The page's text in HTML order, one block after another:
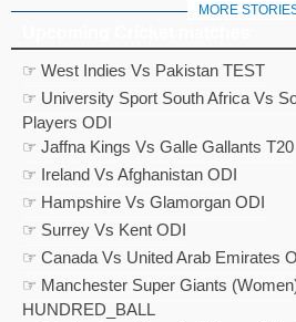
MORE
☞ West Indies Vs Pakistan TEST
☞ University Sport South Africa Vs
Players ODI
☞ Jaffna Kings Vs Galle Gallants T20
☞ Ireland Vs Afghanistan ODI
☞ Hampshire Vs Glamorgan ODI
☞ Surrey Vs Kent ODI
☞ Canada Vs United Arab Emirates
☞ Manchester Super Giants
HUNDRED_BALL